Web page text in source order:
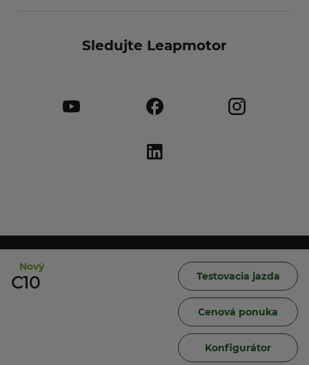
Nový
C10 Testovacia jazda
Cenová ponuka
Konfigurátor
Sledujte Leapmotor
Data Act